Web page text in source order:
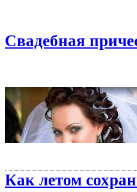
Свадебная
Как летом